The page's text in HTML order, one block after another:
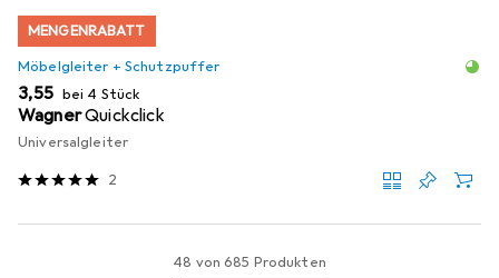
MENGENRABATT
Möbelgleiter + Schutzpuffer
EUR
3,55 bei 4 Stück
WagnerQuickclick
Universalgleiter
2
48 von 685 Produkten